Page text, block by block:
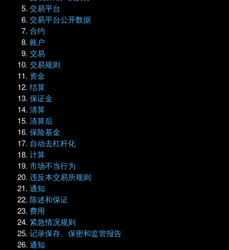
交易平台
交易平台公开数据
合约
账户
交易
交易规则
资金
结算
保证金
清算
清算后
保险基金
自动去杠杆化
计算
市场不当行为
违反本交易所规则
通知
陈述和保证
费用
紧急情况规则
记录保存、保密和监管报告
通知